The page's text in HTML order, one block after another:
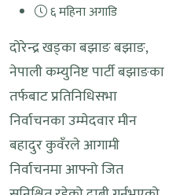
६ महिना अगाडि
दोरेन्द्र खड्का बझाङ बझाङ,
नेपाली कम्युनिष्ट पार्टी बझाङका
तर्फबाट प्रतिनिधिसभा
निर्वाचनका उम्मेदवार मीन
बहादुर कुवँरले आगामी
निर्वाचनमा आफ्नो जित